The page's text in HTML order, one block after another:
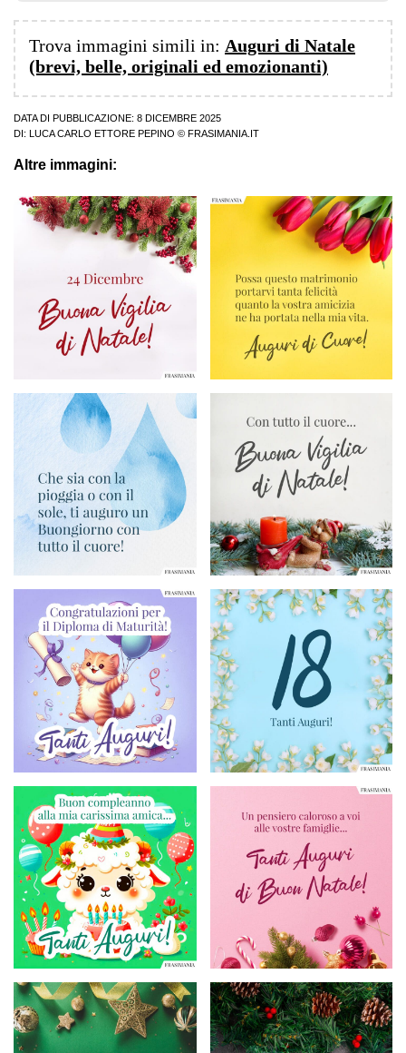
Trova immagini simili in: Auguri di Natale
(brevi, belle, originali ed emozionanti)
DATA DI PUBBLICAZIONE: 8 DICEMBRE 2025
DI:
LUCA CARLO ETTORE PEPINO © FRASIMANIA.IT
Altre immagini: